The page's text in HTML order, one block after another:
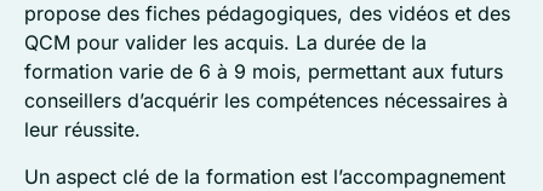
propose des fiches pédagogiques, des vidéos et des
QCM pour valider les acquis. La durée de la
formation varie de 6 à 9 mois, permettant aux futurs
conseillers d’acquérir les compétences nécessaires à
leur réussite.
Un aspect clé de la formation est l’accompagnement